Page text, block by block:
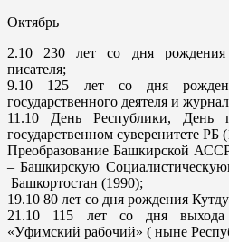
Октябрь
2.10 230 лет со дня рождения
писателя;
9.10 125 лет со дня
государственного деятеля и
11.10 День Республики, День
государственном суверенитете РБ
Преобразование Башкирской
– Башкирскую
Башкортостан (1990);
19.10 80 лет со дня рождения
21.10 115 лет со дня выхода
«Уфимский рабочий» ( ныне